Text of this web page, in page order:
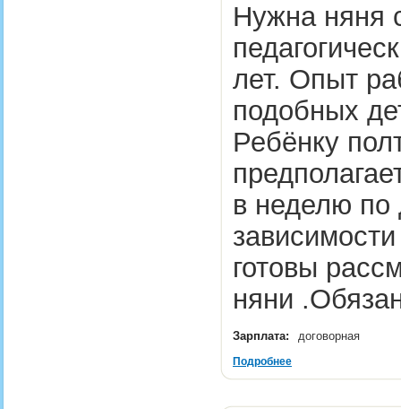
Нужна няня
лет. Опыт
подобных
Ребёнку
в неделю по
готовы
няни
Зарплата: договорная
Подробнее